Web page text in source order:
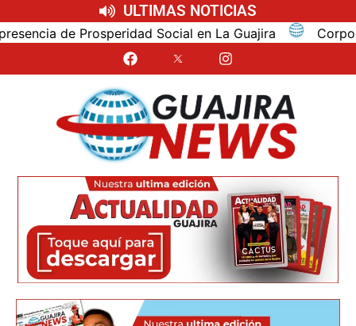
ULTIMAS NOTICIAS
de Prosperidad Social en La Guajira